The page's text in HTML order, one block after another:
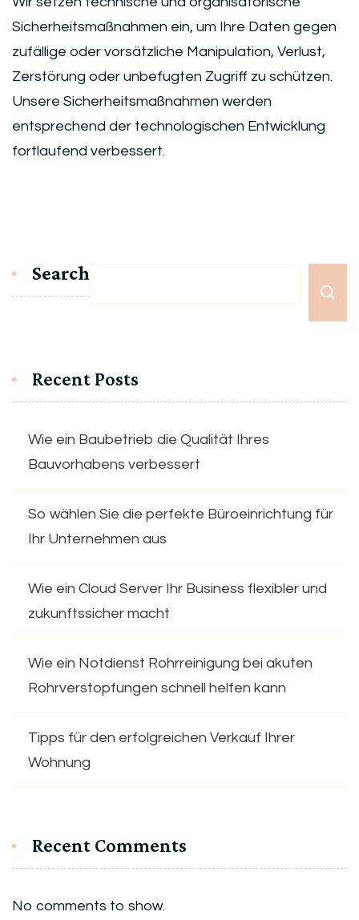
Sicherheitsmaßnahmen ein, um Ihre Daten gegen
zufällige oder vorsätzliche Manipulation, Verlust,
Zerstörung oder unbefugten Zugriff zu schützen.
Unsere Sicherheitsmaßnahmen werden
entsprechend der technologischen Entwicklung
fortlaufend verbessert.
Search
Recent Posts
Wie ein Baubetrieb die Qualität Ihres
Bauvorhabens verbessert
So wählen Sie die perfekte Büroeinrichtung für
Ihr Unternehmen aus
Wie ein Cloud Server Ihr Business flexibler und
zukunftssicher macht
Wie ein Notdienst Rohrreinigung bei akuten
Rohrverstopfungen schnell helfen kann
Tipps für den erfolgreichen Verkauf Ihrer
Wohnung
Recent Comments
No comments to show.